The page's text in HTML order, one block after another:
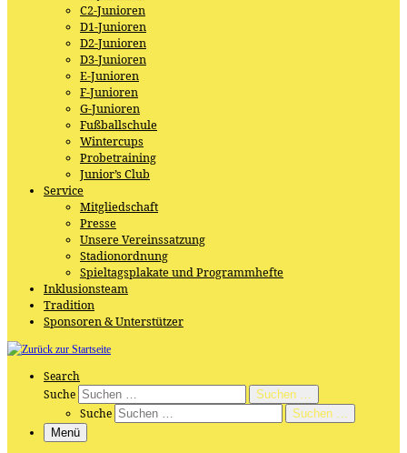
C2-Junioren
D1-Junioren
D2-Junioren
D3-Junioren
E-Junioren
F-Junioren
G-Junioren
Fußballschule
Wintercups
Probetraining
Junior’s Club
Service
Mitgliedschaft
Presse
Unsere Vereinssatzung
Stadionordnung
Spieltagsplakate und Programmhefte
Inklusionsteam
Tradition
Sponsoren & Unterstützer
Search
Suche
Suchen …
Suche
Suchen …
Menü